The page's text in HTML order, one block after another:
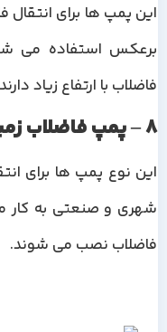
این پمپ ها برای انتقال
برعکس استفاده می
فاضلاب با ارتفاع زیاد
8 – پمپ فاضلاب زمینی
این نوع پمپ ها برای
شهری و صنعتی به کار
فاضلاب نصب می شوند.